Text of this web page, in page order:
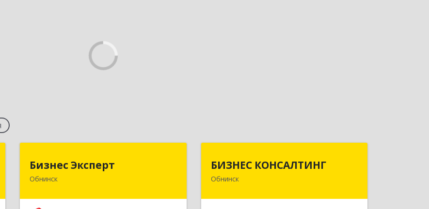
Бизнес Эксперт
Обнинск249034, Калужская обл, Обнинск г,
БИЗНЕС КОНСАЛТИНГ
Обнинск249032, Калужская обл, Обнинск г,